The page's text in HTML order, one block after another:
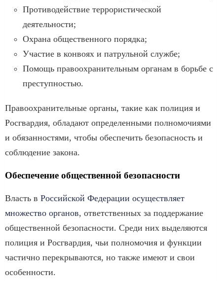
Противодействие террористической
деятельности;
Охрана общественного порядка;
Участие в конвоях и патрульной службе;
Помощь правоохранительным органам в борьбе с
преступностью.
Правоохранительные органы, такие как полиция и
Росгвардия, обладают определенными полномочиями
и обязанностями, чтобы обеспечить безопасность и
соблюдение закона.
Обеспечение общественной безопасности
Власть в Российской Федерации осуществляет
множество органов, ответственных за поддержание
общественной безопасности. Среди них выделяются
полиция и Росгвардия, чьи полномочия и функции
частично перекрываются, но также имеют и свои
особенности.